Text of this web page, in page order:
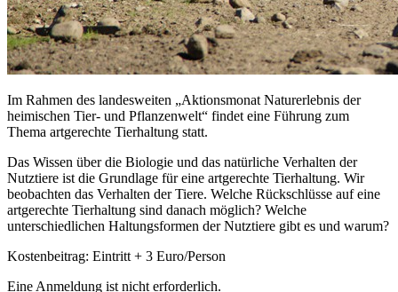
Im Rahmen des landesweiten „Aktionsmonat Naturerlebnis der
heimischen Tier- und Pflanzenwelt“ findet eine Führung zum
Thema artgerechte Tierhaltung statt.
Das Wissen über die Biologie und das natürliche Verhalten der
Nutztiere ist die Grundlage für eine artgerechte Tierhaltung. Wir
beobachten das Verhalten der Tiere. Welche Rückschlüsse auf eine
artgerechte Tierhaltung sind danach möglich? Welche
unterschiedlichen Haltungsformen der Nutztiere gibt es und warum?
Kostenbeitrag: Eintritt + 3 Euro/Person
Eine Anmeldung ist nicht erforderlich.